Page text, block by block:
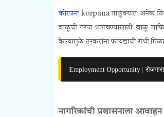
कोरपनाkorpana तालुक्यात अनेक
वाळूची गरज भागवण्यासाठी वाळू
केल्यामुळे तस्करांना फायद्याची संधी
Employment Opportunity |
नागरिकांची प्रशासनाला आवाहन